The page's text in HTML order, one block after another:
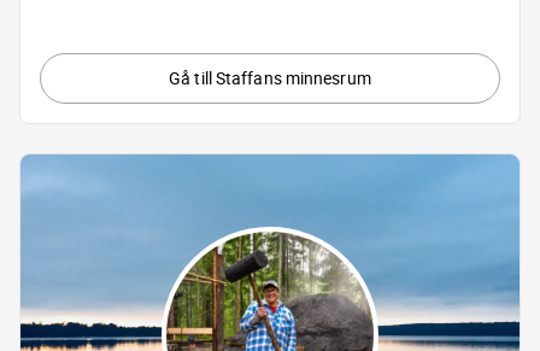
Gå till Staffans minnesrum